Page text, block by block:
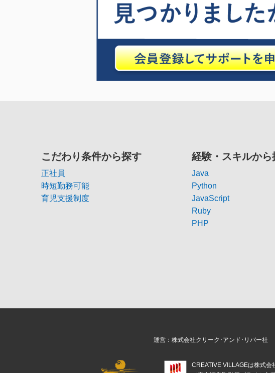
こだわり条件から探す
正社員
時短勤務可能
育児支援制度
経験・スキルから
Java
Python
JavaScript
Ruby
PHP
運営：株式会社クリーク･アンド･リバー社
CREATIVE VILLAGEは株式会